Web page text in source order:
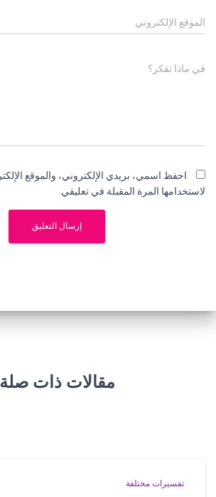
الموقع الإلكتروني
في ماذا تفكر؟
احفظ اسمي، بريدي الإلكتروني، والموقع
لاستخدامها المرة المقبلة في تعليقي.
مقالات ذات صلة
تفسيرات مختلفة